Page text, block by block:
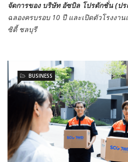
จัดการของ บริษัท อัซบิล โปรดักชั่น (ปร
ฉลองครบรอบ 10 ปี และเปิดตัวโรงงา
ซิตี้ ชลบุรี
BUSINESS